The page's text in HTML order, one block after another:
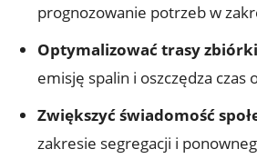
prognozowanie potrzeb w
Optymalizować trasy zbiórki
emisję spalin i oszczędza czas
Zwiększyć świadomość
zakresie segregacji i